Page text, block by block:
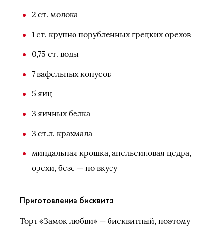
2 ст. молока
1 ст. крупно порубленных грецких орехов
0,75 ст. воды
7 вафельных конусов
5 яиц
3 яичных белка
3 ст.л. крахмала
миндальная крошка, апельсиновая цедра,
орехи, безе — по вкусу
Приготовление бисквита
Торт «Замок любви» — бисквитный, поэтому